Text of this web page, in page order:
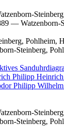
— Watzenborn-
Pohlheim,
Steinberg,
Philipp
Philipp Wilhelm
Steinberg,